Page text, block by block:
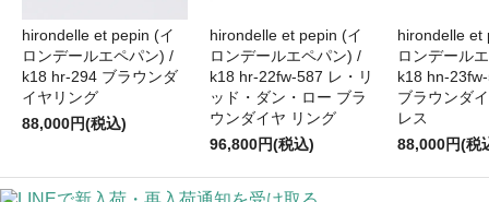
hirondelle et pepin (イ
ロンデールエペパン) /
k18 hr-294 ブラウンダ
イヤリング
88,000円(税込)
hirondelle et pepin (イ
ロンデールエペパン) /
k18 hr-22fw-587 レ・リ
ッド・ダン・ロー ブラ
ウンダイヤ リング
96,800円(税込)
hirondelle et
ロンデール
k18 hn-
ブラウンダ
レス
88,000円(税